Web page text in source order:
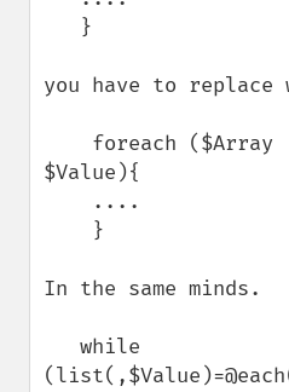
you have to replace
$Value){
In the same minds.